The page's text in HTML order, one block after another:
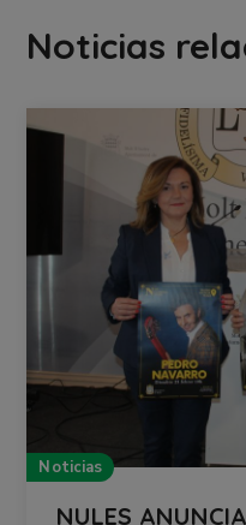
Noticias
Noticias
NULES